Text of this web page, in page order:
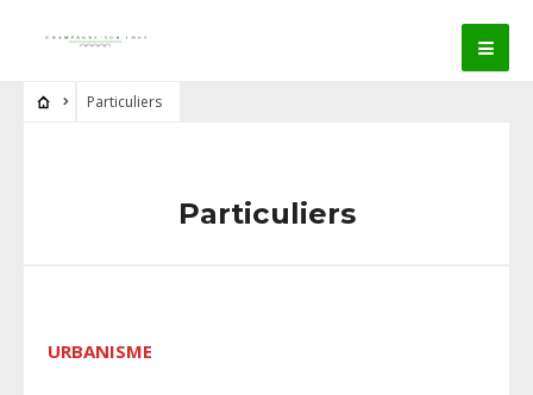
Particuliers
Particuliers
URBANISME